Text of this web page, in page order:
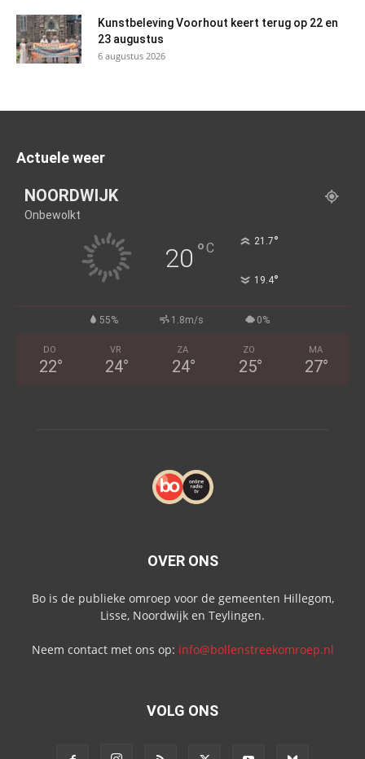
Kunstbeleving Voorhout keert terug op 22 en
23 augustus
6 augustus 2026
Actuele weer
NOORDWIJK
Onbewolkt
20 °C 21.7°
19.4°
55% 1.8m/s 0%
DO
22°
VR
24°
ZA
24°
ZO
25°
MA
27°
OVER ONS
Bo is de publieke omroep voor de gemeenten Hillegom,
Lisse, Noordwijk en Teylingen.
Neem contact met ons op: info@bollenstreekomroep.nl
VOLG ONS